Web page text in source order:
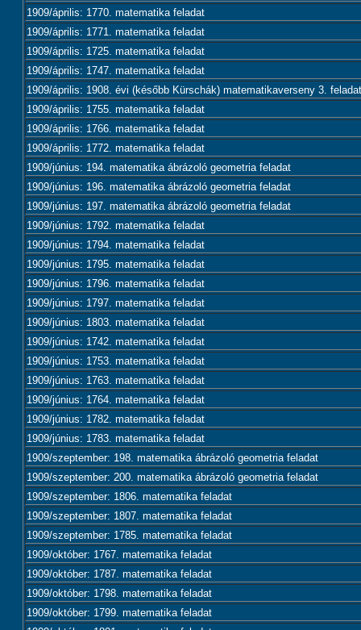
1909/április: 1770. matematika feladat
1909/április: 1771. matematika feladat
1909/április: 1725. matematika feladat
1909/április: 1747. matematika feladat
1909/április: 1908. évi (később Kürschák) matematikaverseny 3.
1909/április: 1755. matematika feladat
1909/április: 1766. matematika feladat
1909/április: 1772. matematika feladat
1909/június: 194. matematika ábrázoló geometria feladat
1909/június: 196. matematika ábrázoló geometria feladat
1909/június: 197. matematika ábrázoló geometria feladat
1909/június: 1792. matematika feladat
1909/június: 1794. matematika feladat
1909/június: 1795. matematika feladat
1909/június: 1796. matematika feladat
1909/június: 1797. matematika feladat
1909/június: 1803. matematika feladat
1909/június: 1742. matematika feladat
1909/június: 1753. matematika feladat
1909/június: 1763. matematika feladat
1909/június: 1764. matematika feladat
1909/június: 1782. matematika feladat
1909/június: 1783. matematika feladat
1909/szeptember: 198. matematika ábrázoló geometria feladat
1909/szeptember: 200. matematika ábrázoló geometria feladat
1909/szeptember: 1806. matematika feladat
1909/szeptember: 1807. matematika feladat
1909/szeptember: 1785. matematika feladat
1909/október: 1767. matematika feladat
1909/október: 1787. matematika feladat
1909/október: 1798. matematika feladat
1909/október: 1799. matematika feladat